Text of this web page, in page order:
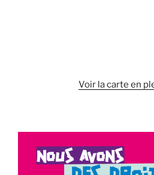
Voir la carte en